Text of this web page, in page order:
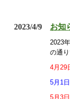
2023/4/9 お知
2023
の通り
4月29
5月1
5月3